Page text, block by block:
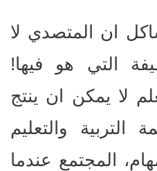
ان المتصدي لا
التي هو فيها!
لا يمكن ان ينتج
التربية والتعليم
المجتمع عندما